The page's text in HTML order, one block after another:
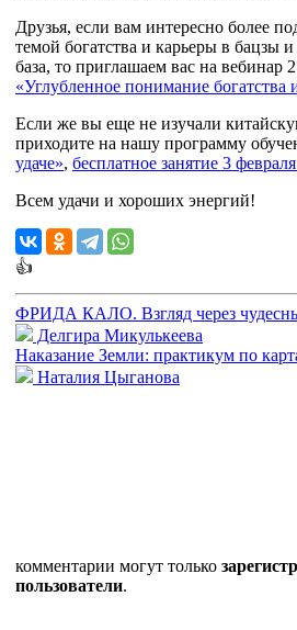
Друзья, если вам интересно более
темой богатства и карьеры в бацзы
база, то приглашаем вас на вебинар
«Углубленное понимание богатства
Если же вы еще не изучали
приходите на нашу программу
удаче», бесплатное занятие 3
Всем удачи и хороших энергий!
👍
ФРИДА КАЛО. Взгляд через
Делгира Микулькеева
Наказание Земли: практикум по
Наталия Цыганова
комментарии могут только
пользователи.